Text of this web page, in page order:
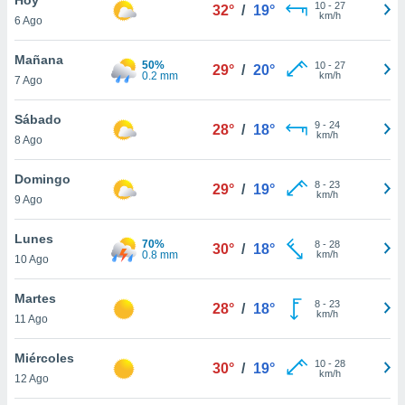
y
en
más
de
6 Ago
32° / 19° 10- 27
km/h
Mañana
7 Ago
50%
0.2 mm
29° / 20° 10- 27
km/h
Sábado
8 Ago
28° / 18° 9- 24
km/h
Domingo
9 Ago
29° / 19° 8- 23
km/h
Lunes
10 Ago
70%
0.8 mm
30° / 18° 8- 28
km/h
Martes
11 Ago
28° / 18° 8- 23
km/h
Miércoles
12 Ago
30° / 19° 10- 28
km/h